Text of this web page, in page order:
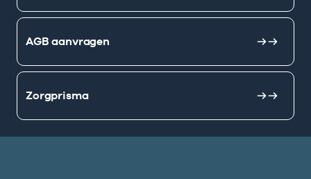
AGB aanvragen
Zorgprisma